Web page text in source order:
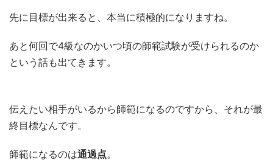
先に目標が出来ると、本当に積極的になりますね。
あと何回で4級なのかいつ頃の師範試験が受けられるのか
という話も出てきます。
伝えたい相手がいるから師範になるのですから、それが最
終目標なんです。
師範になるのは通過点。